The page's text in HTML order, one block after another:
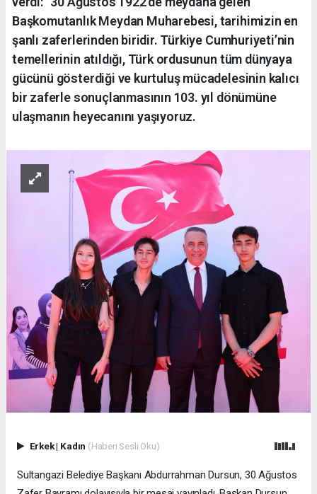
Başkomutanlık Meydan Muharebesi, tarihimizin en
şanlı zaferlerinden biridir. Türkiye Cumhuriyeti’nin
temellerinin atıldığı, Türk ordusunun tüm dünyaya
gücünü gösterdiği ve kurtuluş mücadelesinin kalıcı
bir zaferle sonuçlanmasının 103. yıl dönümüne
ulaşmanın heyecanını yaşıyoruz.
Erkek| Kadın (Haberi Sesli Oku)
Sultangazi Belediye Başkanı Abdurrahman Dursun, 30 Ağustos